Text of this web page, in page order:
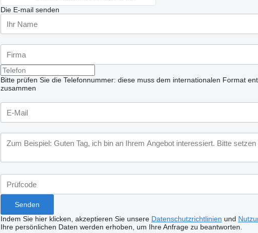
Die E-mail senden
Bitte prüfen Sie die Telefonnummer: diese muss dem internationalen Format
zusammen
Indem Sie hier klicken, akzeptieren Sie unsere Datenschutzrichtlinien und
Ihre persönlichen Daten werden erhoben, um Ihre Anfrage zu beantworten.